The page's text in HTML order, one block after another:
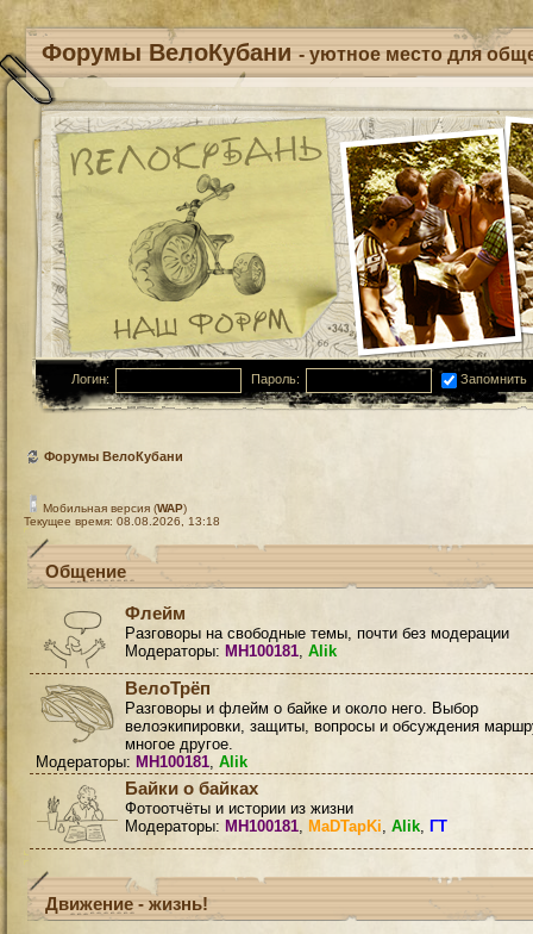
Форумы ВелоКубани - уютное место для
Логин: Пароль: Запомнить
Форумы ВелоКубани
Мобильная версия (WAP)
Текущее время: 08.08.2026, 13:18
Общение
Флейм
Разговоры на свободные темы, почти без модерации
Модераторы: MH100181, Alik
ВелоТрёп
Разговоры и флейм о байке и около него. Выбор
велоэкипировки, защиты, вопросы и обсуждения
многое другое.
Модераторы: MH100181, Alik
Байки о байках
Фотоотчёты и истории из жизни
Модераторы: MH100181, MaDTapKi, Alik, ГТ
Движение - жизнь!